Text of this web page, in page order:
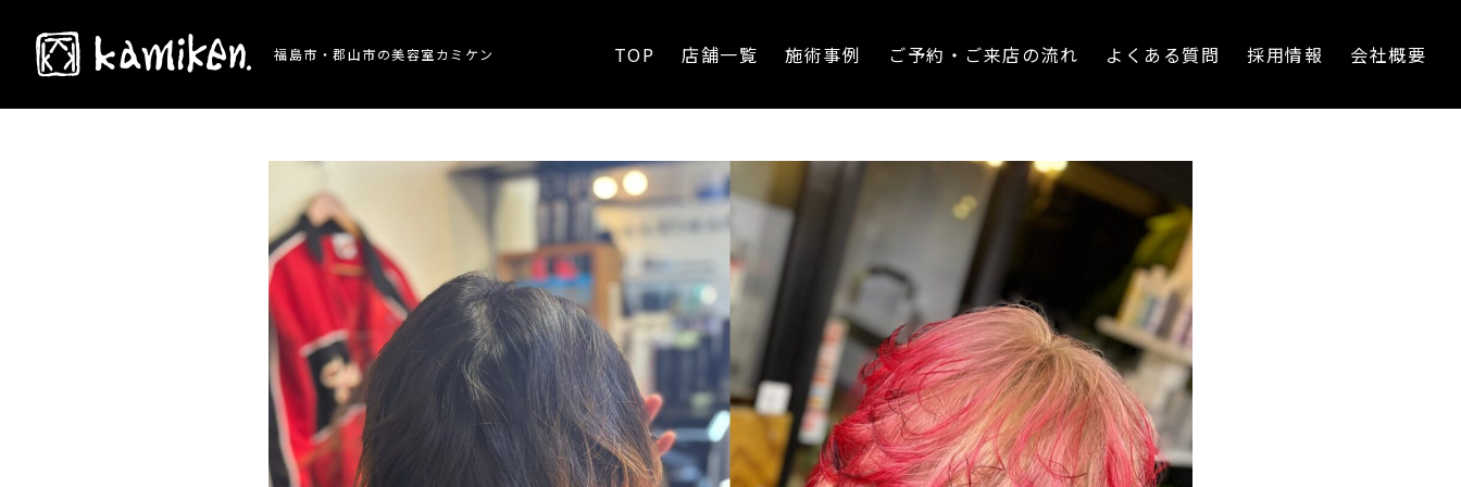
福島市・郡山市の美容室カミケン TOP 店舗一覧 施術事例 ご予約・ご来店の流れ よくある質問 採用情報 会社概要
TOP > 施術事例 > 祝成人！式限定カラー